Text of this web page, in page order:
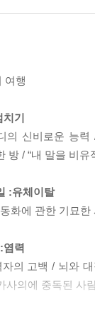
여행
기
의 신비로운 능
방 / “내 말을 비유
:유체이탈
화에 관한 기묘
력
의 고백 / 뇌와
사의에 중독된 사